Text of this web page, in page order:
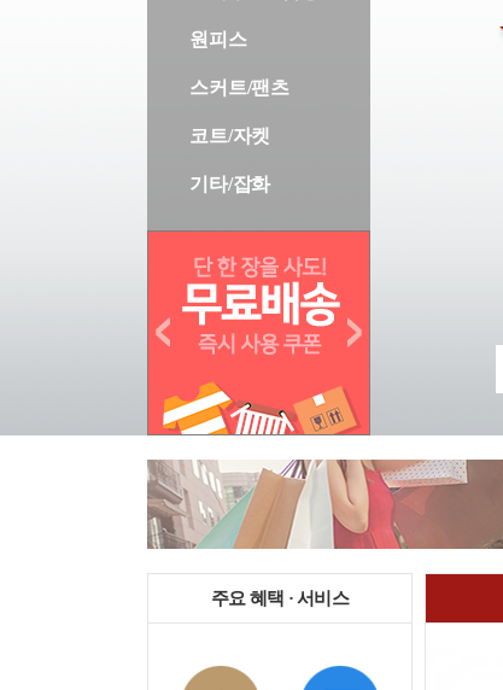
원피스
스커트/팬츠
코트/자켓
기타/잡화
주요 혜택 · 서비스